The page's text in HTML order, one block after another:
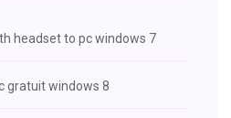
headset to pc windows 7
gratuit windows 8